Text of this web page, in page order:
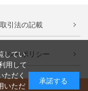
引法の記載
シーポリシー
してい
用して
ただく
いただ
承諾する